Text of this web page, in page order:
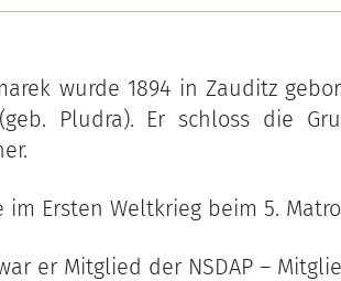
wurde 1894 in Zauditz
Pludra). Er schloss die
im Ersten Weltkrieg beim 5.
er Mitglied der NSDAP –